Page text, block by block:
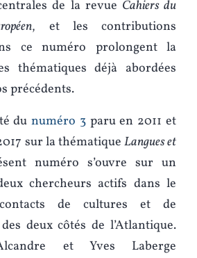
de la revue Cahiers du
, et les contributions
ce numéro prolongent la
thématiques déjà abordées
précédents.
dunuméro 3paru en 2011 et
sur la thématique Langues et
numéro s’ouvre sur un
chercheurs actifs dans le
de cultures et de
deux côtés de l’Atlantique.
et Yves Laberge